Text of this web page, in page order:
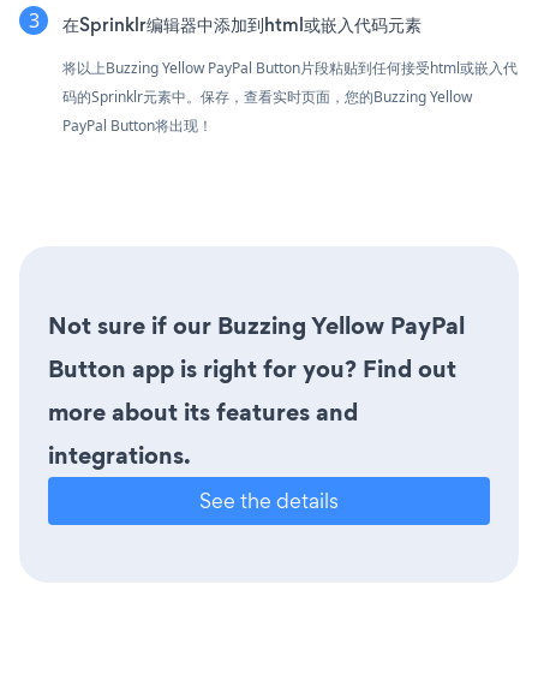
在Sprinklr编辑器中添加到html或嵌入代码元素
将以上Buzzing Yellow PayPal Button片段粘贴到任何接受html或嵌入代
码的Sprinklr元素中。保存，查看实时页面，您的Buzzing Yellow
PayPal Button将出现！
Not sure if our Buzzing Yellow PayPal
Button app is right for you? Find out
more about its features and
integrations.
See the details